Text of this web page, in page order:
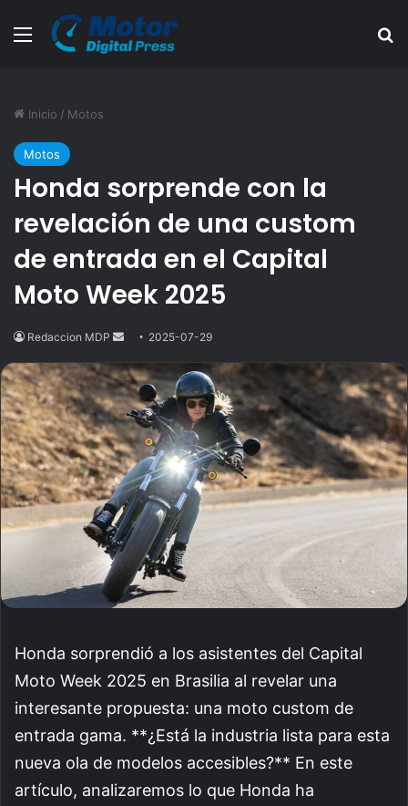
Menú
Inicio / Motos
Motos
Honda sorprende con la
revelación de una custom
de entrada en el Capital
Moto Week 2025
Redaccion MDP
Send
email
2025-07-29
Honda sorprendió a los asistentes del Capital
Moto Week 2025 en Brasilia al revelar una
interesante propuesta: una moto custom de
entrada gama. **¿Está la industria lista para esta
nueva ola de modelos accesibles?** En este
artículo, analizaremos lo que Honda ha